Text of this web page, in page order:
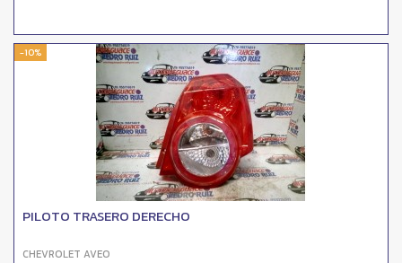
-10%
PILOTO TRASERO DERECHO
CHEVROLET AVEO